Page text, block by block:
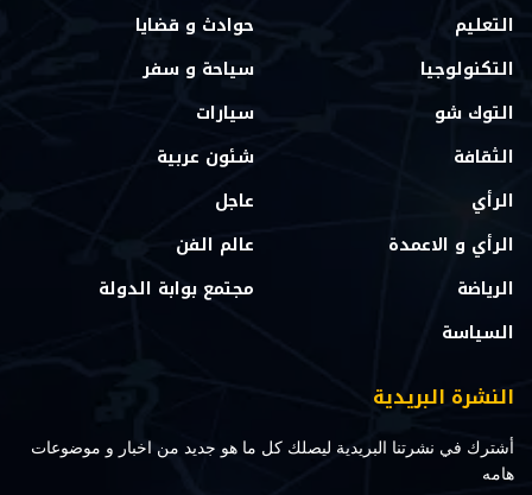
التعليم
التكنولوجيا
التوك شو
الثقافة
الرأي
الرأي و الاعمدة
الرياضة
السياسة
حوادث و قضايا
سياحة و سفر
سيارات
شئون عربية
عاجل
عالم الفن
مجتمع بوابة الدولة
النشرة البريدية
أشترك في نشرتنا البريدية ليصلك كل ما هو جديد من اخبار و موضوعات
هامه